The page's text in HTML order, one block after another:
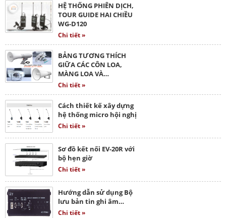
HỆ THỐNG PHIÊN DỊCH,
TOUR GUIDE HAI CHIỀU
WG-D120
Chi tiết »
BẢNG TƯƠNG THÍCH
GIỮA CÁC CÔN LOA,
MÀNG LOA VÀ…
Chi tiết »
Cách thiết kế xây dựng
hệ thống micro hội nghị
Chi tiết »
Sơ đồ kết nối EV-20R với
bộ hẹn giờ
Chi tiết »
Hướng dẫn sử dụng Bộ
lưu bản tin ghi âm…
Chi tiết »